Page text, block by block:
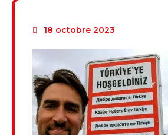
18 octobre 2023